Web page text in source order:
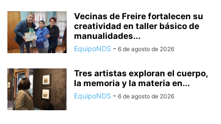
Vecinas de Freire fortalecen su
creatividad en taller básico de
manualidades...
EquipoNDS - 6 de agosto de 2026
Tres artistas exploran el cuerpo,
la memoria y la materia en...
EquipoNDS - 6 de agosto de 2026